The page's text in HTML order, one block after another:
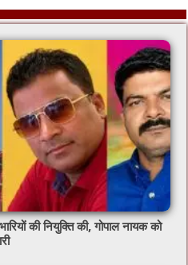
की नियुक्ति की, गोपाल नायक को